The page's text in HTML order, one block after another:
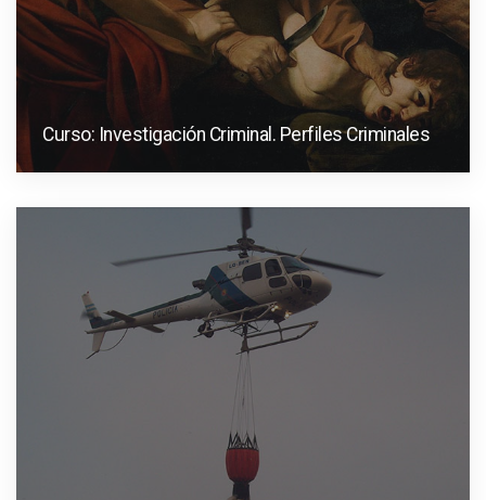
Curso: Investigación Criminal. Perfiles Criminales